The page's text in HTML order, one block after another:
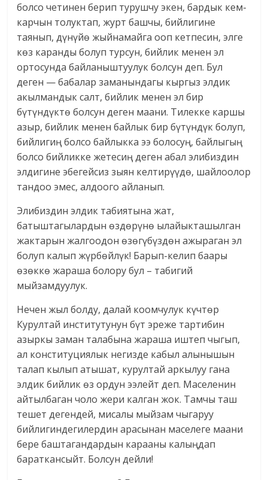
болсо четинен берип турушчу экен, бардык кем-
карчын толуктап, журт башчы, бийлигине
таянып, дүнүйө жыйнамайга ооп кетпесин, элге
көз каранды болуп турсун, бийлик менен эл
ортосунда байланыштуулук болсун деп. Бул
деген — бабалар заманындагы кыргыз элдик
акылмандык салт, бийлик менен эл бир
бүтүндүктө болсун деген маани. Тилекке каршы
азыр, бийлик менен байлык бир бүтүндүк болуп,
бийлигиң болсо байлыкка ээ болосуң, байлыгың
болсо бийликке жетесиң деген абал элибиздин
элдигине эбегейсиз зыян келтирүүдө, шайлоолор
тандоо эмес, алдоого айланып.
Элибиздин элдик табиятына жат,
батыштагылардын өздөрүнө ылайыкташылган
жактарын жалгоодон өзөгүбүздөн ажыраган эл
болуп калып жүрбөйлүк! Барып-келип баары
өзөккө жараша болору бул – табигий
мыйзамдуулук.
Нечен жыл болду, далай коомчулук күчтөр
Курултай институтунун бүт эреже тартибин
азыркы заман талабына жараша иштеп чыгып,
ал конституциялык негизде кабыл алынышын
талап кылып атышат, курултай аркылуу гана
элдик бийлик өз ордун ээлейт деп. Маселенин
айтылбаган чоло жери калган жок. Тамчы таш
тешет дегендей, мисалы мыйзам чыгаруу
бийлигиндегилердин арасынан маселеге маани
бере баштагандардын карааны калыңдап
бараткансыйт. Болсун дейли!